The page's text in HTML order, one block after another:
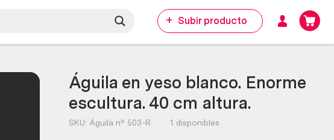
Subir producto
Águila en yeso blanco. Enorme
escultura. 40 cm altura.
SKU: Águila nº 503-R 1 disponibles